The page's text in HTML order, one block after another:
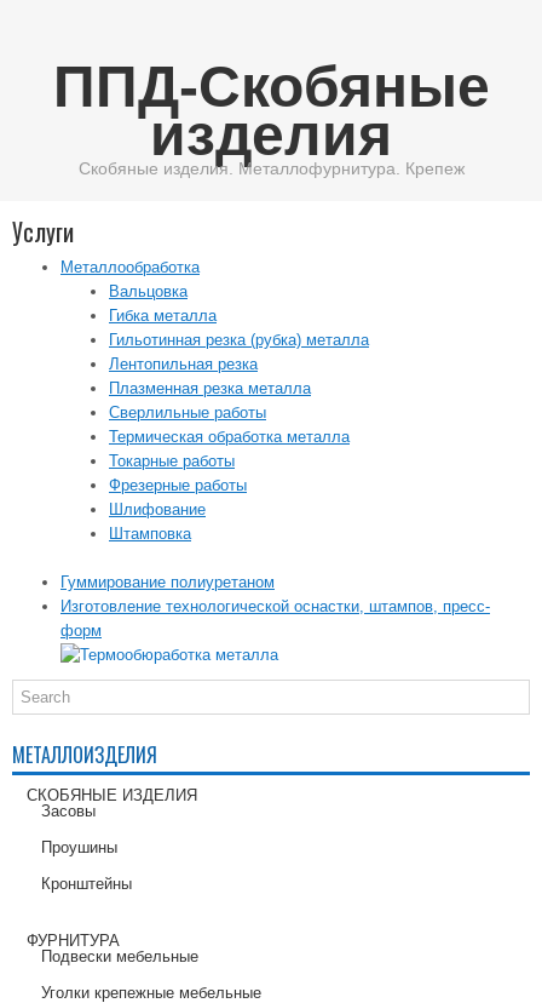
ППД-Скобяные
изделия
Скобяные изделия. Металлофурнитура. Крепеж
Услуги
Металлообработка
Вальцовка
Гибка металла
Гильотинная резка (рубка) металла
Лентопильная резка
Плазменная резка металла
Сверлильные работы
Термическая обработка металла
Токарные работы
Фрезерные работы
Шлифование
Штамповка
Гуммирование полиуретаном
Изготовление технологической оснастки, штампов, пресс-
форм
МЕТАЛЛОИЗДЕЛИЯ
СКОБЯНЫЕ ИЗДЕЛИЯ
Засовы
Проушины
Кронштейны
ФУРНИТУРА
Подвески мебельные
Уголки крепежные мебельные